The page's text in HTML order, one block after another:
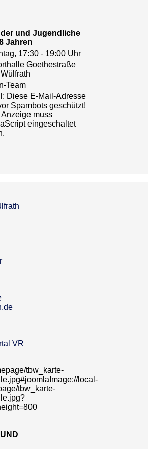
und Jugendliche
Jahren
17:30 - 19:00 Uhr
Goethestraße
Team
Diese E-Mail-Adresse
Spambots geschützt!
Anzeige muss
eingeschaltet
VR